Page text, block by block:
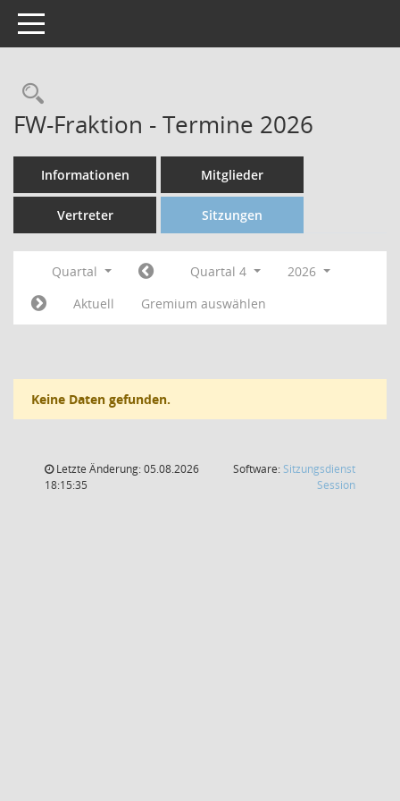
Toggle navigation
FW-Fraktion - Termine 2026
Informationen Mitglieder
Vertreter Sitzungen
Quartal Quartal 4
2026
Aktuell
Gremium auswählen
Keine Daten gefunden.
Letzte Änderung: 05.08.2026
18:15:35
Software: Sitzungsdienst
Session(Wird in